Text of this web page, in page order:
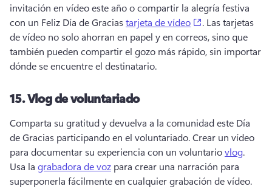
invitación en vídeo este año o compartir la alegría festiva
con un Feliz Día de Gracias tarjeta de vídeo (opens in a new
. Las tarjetas
de vídeo no solo ahorran en papel y en correos, sino que
también pueden compartir el gozo más rápido, sin importar
dónde se encuentre el destinatario.
15.Vlog de voluntariado
Comparta su gratitud y devuelva a la comunidad este Día
de Gracias participando en el voluntariado. Crear un vídeo
para documentar su experiencia con un voluntario vlog
Usa la grabadora de voz para crear una narración para
superponerla fácilmente en cualquier grabación de vídeo.